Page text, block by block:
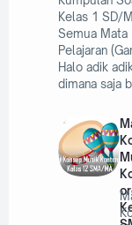
Kelas 1 SD/MI
Semua Mata
Pelajaran
Halo adik
dimana saja